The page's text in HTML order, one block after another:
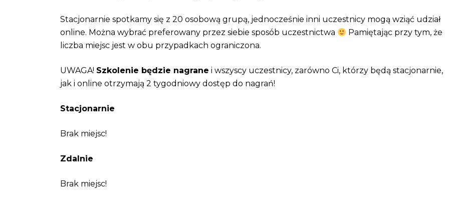
Stacjonarnie spotkamy się z 20 osobową grupą, jednocześnie inni uczestnicy mogą wziąć udział
online. Można wybrać preferowany przez siebie sposób uczestnictwa
Pamiętając przy tym, że
liczba miejsc jest w obu przypadkach ograniczona.
UWAGA! Szkolenie będzie nagrane i wszyscy uczestnicy, zarówno Ci, którzy będą stacjonarnie,
jak i online otrzymają 2 tygodniowy dostęp do nagrań!
Stacjonarnie
Brak miejsc!
Zdalnie
Brak miejsc!